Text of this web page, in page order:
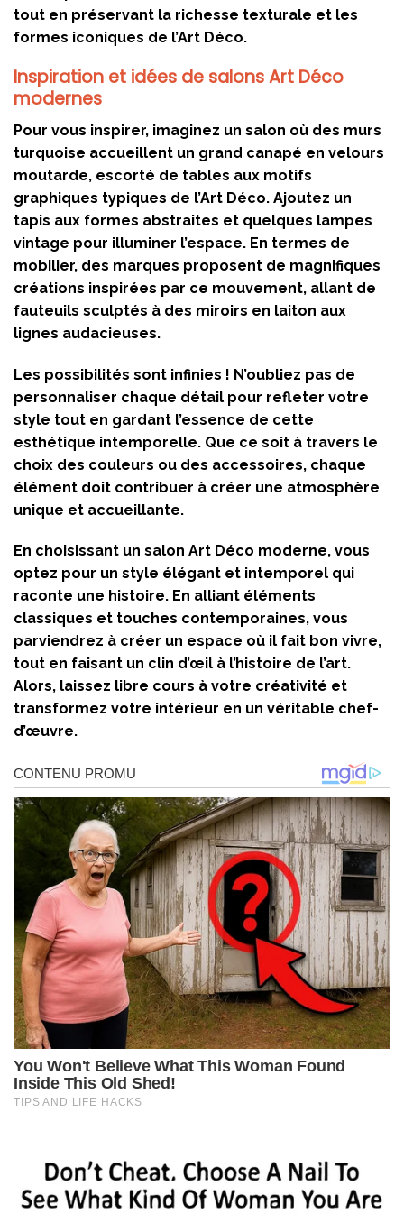
tout en préservant la richesse texturale et les
formes iconiques de l’Art Déco.
Inspiration et idées de salons Art Déco
modernes
Pour vous inspirer, imaginez un salon où des murs
turquoise accueillent un grand canapé en velours
moutarde, escorté de tables aux motifs
graphiques typiques de l’Art Déco. Ajoutez un
tapis aux formes abstraites et quelques lampes
vintage pour illuminer l’espace. En termes de
mobilier, des marques proposent de magnifiques
créations inspirées par ce mouvement, allant de
fauteuils sculptés à des miroirs en laiton aux
lignes audacieuses.
Les possibilités sont infinies ! N’oubliez pas de
personnaliser chaque détail pour refleter votre
style tout en gardant l’essence de cette
esthétique intemporelle. Que ce soit à travers le
choix des couleurs ou des accessoires, chaque
élément doit contribuer à créer une atmosphère
unique et accueillante.
En choisissant un salon Art Déco moderne, vous
optez pour un style élégant et intemporel qui
raconte une histoire. En alliant éléments
classiques et touches contemporaines, vous
parviendrez à créer un espace où il fait bon vivre,
tout en faisant un clin d’œil à l’histoire de l’art.
Alors, laissez libre cours à votre créativité et
transformez votre intérieur en un véritable chef-
d’œuvre.